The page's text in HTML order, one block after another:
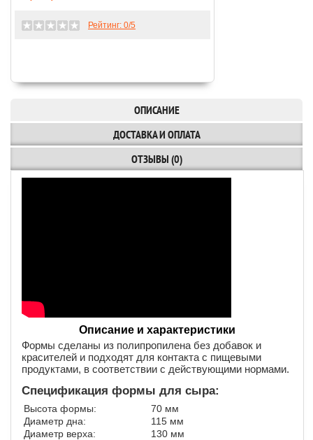
Рейтинг: 0/5
ОПИСАНИЕ
ДОСТАВКА И ОПЛАТА
ОТЗЫВЫ (0)
Описание и характеристики
Формы сделаны из полипропилена без добавок и
красителей и подходят для контакта с пищевыми
продуктами, в соответствии с действующими нормами.
Спецификация формы для сыра:
Высота формы:
70 мм
Диаметр дна:
115 мм
Диаметр верха:
130 мм